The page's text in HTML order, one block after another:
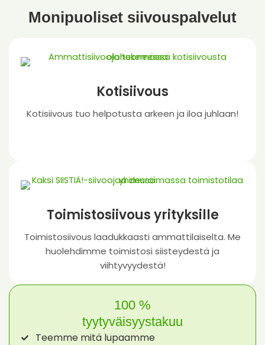
Monipuoliset siivouspalvelut
Kotisiivous
Kotisiivous tuo helpotusta arkeen ja iloa juhlaan!
Toimistosiivous yrityksille
Toimistosiivous laadukkaasti ammattilaiselta. Me
huolehdimme toimistosi siisteydestä ja
viihtyvyydestä!
100 %
tyytyväisyystakuu
Teemme mitä lupaamme